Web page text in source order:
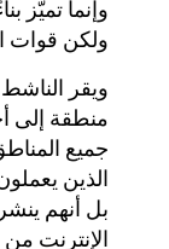
وإنما تميّز
ولكن قوات
ويقر
منطقة إلى
جميع
الذين
بل أنهم